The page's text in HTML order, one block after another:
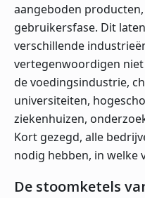
aangeboden
gebruikersfase. Dit
verschillende
vertegenwoordigen
de voedingsindustrie,
universiteiten,
ziekenhuizen,
Kort gezegd, alle
nodig hebben, in welke
De stoomketels